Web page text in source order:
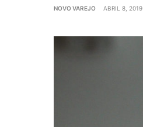
NOVO VAREJO ABRIL 8, 2019